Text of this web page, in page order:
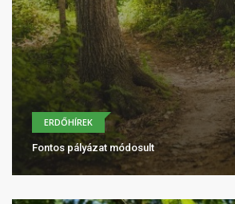
ERDŐHÍREK
Fontos pályázat módosult